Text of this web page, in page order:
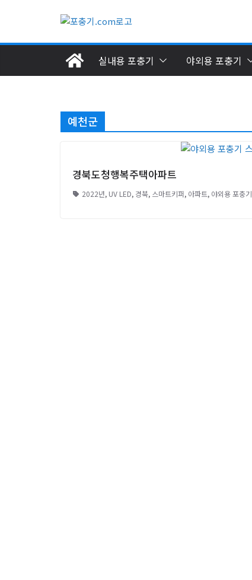
실내용 포충기 야외용 포충기
예천군
경북도청행복주택아파트
2022년, UV LED, 경북, 스마트키퍼, 아파트, 야외용 포충기